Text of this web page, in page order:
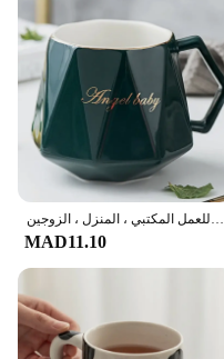
أكواب سيراميك إبداعية على شكل ماس ، كوب قهوة هندسي شخصي ، كوب حليب وماء للعمل المكتبي ، المنزل ، الزوجين ،!
MAD11.10